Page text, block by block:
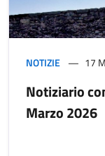
NOTIZIE 17
Notiziario
Marzo 2026